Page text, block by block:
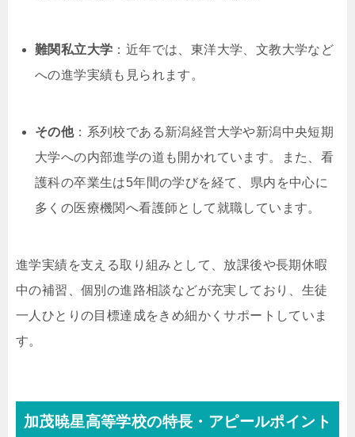
難関私立大学 ：近年では、東洋大学、文教大学など
への進学実績も見られます。
その他：系列校である新潟経営大学や新潟中央短期
大学への内部進学の道も開かれています。また、看
護科の卒業生は5年間の学びを経て、県内を中心に
多くの医療機関へ看護師として就職しています。
進学実績を支える取り組みとして、放課後や長期休暇
中の補習、個別の進路相談などが充実しており、生徒
一人ひとりの目標達成をきめ細かくサポートしていま
す。
加茂暁星高等学校の特長・アピールポイント